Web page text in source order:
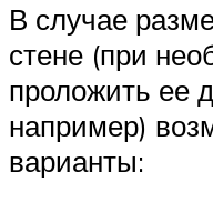
В случае
стене (при
проложить ее
например)
варианты: